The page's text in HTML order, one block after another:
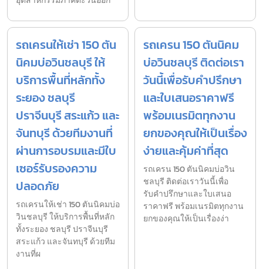
รถเครนให้เช่า 150 ตัน
นิคมบ่อวินชลบุรี ให้
บริการพื้นที่หลักทั้ง
ระยอง ชลบุรี
ปราจีนบุรี สระแก้ว และ
จันทบุรี ด้วยทีมงานที่
ผ่านการอบรมและมีใบ
เซอร์รับรองความ
ปลอดภัย
รถเครนให้เช่า 150 ตันนิคมบ่อ
วินชลบุรี ให้บริการพื้นที่หลัก
ทั้งระยอง ชลบุรี ปราจีนบุรี
สระแก้ว และจันทบุรี ด้วยทีม
งานที่ผ
รถเครน 150 ตันนิคม
บ่อวินชลบุรี ติดต่อเรา
วันนี้เพื่อรับคำปรึกษา
และใบเสนอราคาฟรี
พร้อมเนรมิตทุกงาน
ยกของคุณให้เป็นเรื่อง
ง่ายและคุ้มค่าที่สุด
รถเครน 150 ตันนิคมบ่อวิน
ชลบุรี ติดต่อเราวันนี้เพื่อ
รับคำปรึกษาและใบเสนอ
ราคาฟรี พร้อมเนรมิตทุกงาน
ยกของคุณให้เป็นเรื่องง่า